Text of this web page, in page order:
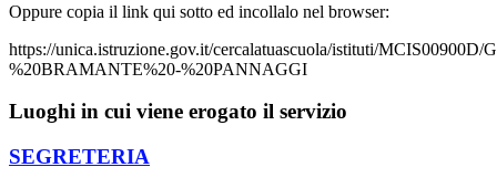
Oppure copia il link qui sotto ed incollalo nel browser:
https://unica.istruzione.gov.it/cercalatuascuola/istituti/
%20BRAMANTE%20-%20PANNAGGI
Luoghi in cui viene erogato il servizio
SEGRETERIA